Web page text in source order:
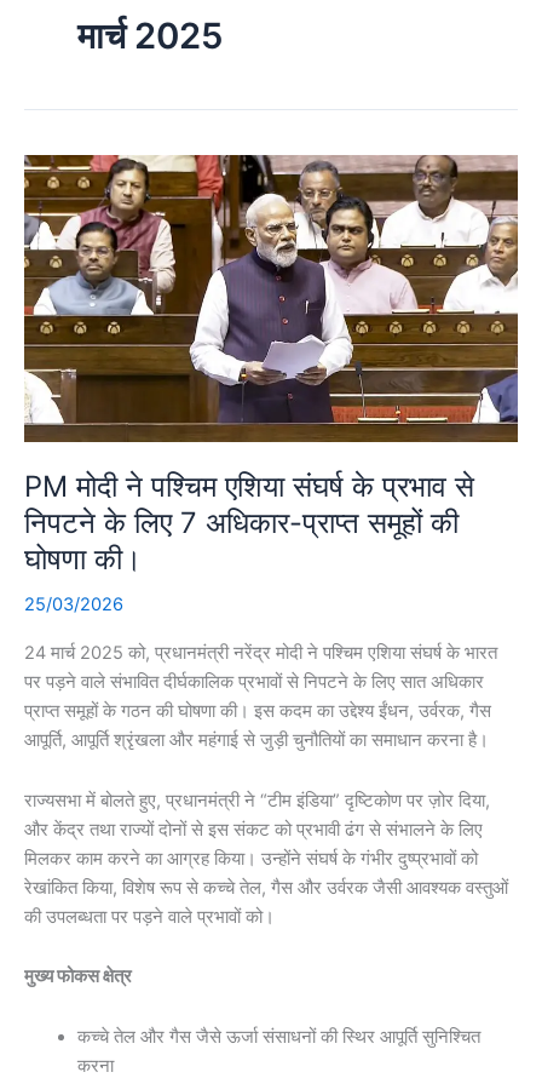
मार्च 2025
PM मोदी ने पश्चिम एशिया संघर्ष के प्रभाव से
निपटने के लिए 7 अधिकार-प्राप्त समूहों की
घोषणा की।
25/03/2026
24 मार्च 2025 को, प्रधानमंत्री नरेंद्र मोदी ने पश्चिम एशिया संघर्ष के भारत
पर पड़ने वाले संभावित दीर्घकालिक प्रभावों से निपटने के लिए सात अधिकार
प्राप्त समूहों के गठन की घोषणा की। इस कदम का उद्देश्य ईंधन, उर्वरक, गैस
आपूर्ति, आपूर्ति श्रृंखला और महंगाई से जुड़ी चुनौतियों का समाधान करना है।
राज्यसभा में बोलते हुए, प्रधानमंत्री ने “टीम इंडिया” दृष्टिकोण पर ज़ोर दिया,
और केंद्र तथा राज्यों दोनों से इस संकट को प्रभावी ढंग से संभालने के लिए
मिलकर काम करने का आग्रह किया। उन्होंने संघर्ष के गंभीर दुष्प्रभावों को
रेखांकित किया, विशेष रूप से कच्चे तेल, गैस और उर्वरक जैसी आवश्यक वस्तुओं
की उपलब्धता पर पड़ने वाले प्रभावों को।
मुख्य फोकस क्षेत्र
कच्चे तेल और गैस जैसे ऊर्जा संसाधनों की स्थिर आपूर्ति सुनिश्चित
करना